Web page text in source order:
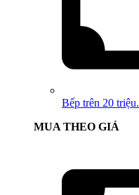
Bếp trên 20 triệu.
MUA THEO GIÁ